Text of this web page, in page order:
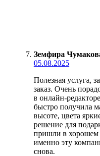
Земфира
05.08.2025
Полезная услуга,
заказ. Очень
в онлайн-
быстро получила
высоте, цвета
решение для
пришли в хорошем
именно эту
снова.